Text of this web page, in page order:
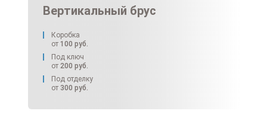
Вертикальный брус
Коробка
от 100 руб.
Под ключ
от 200 руб.
Под отделку
от 300 руб.